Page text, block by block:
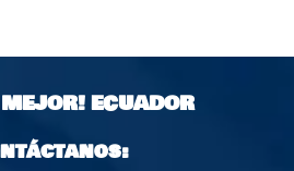
ECUADOR